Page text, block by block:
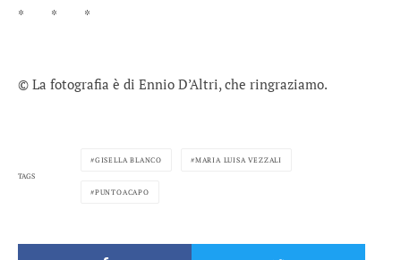
* * *
© La fotografia è di Ennio D’Altri, che ringraziamo.
TAGS
GISELLA BLANCO MARIA LUISA VEZZALI
PUNTOACAPO